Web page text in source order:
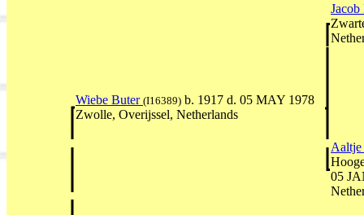
Wiebe Buter (I16389) b. 1917 d. 05 MAY 1978
Zwolle, Overijssel, Netherlands
05